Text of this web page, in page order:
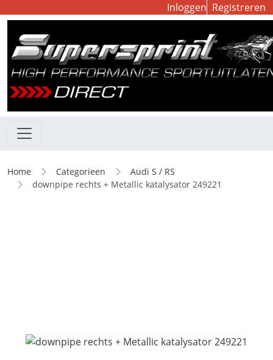
Inloggen Registreren
Home Categorieen
Audi S / RS
downpipe rechts + Metallic katalysator 249221